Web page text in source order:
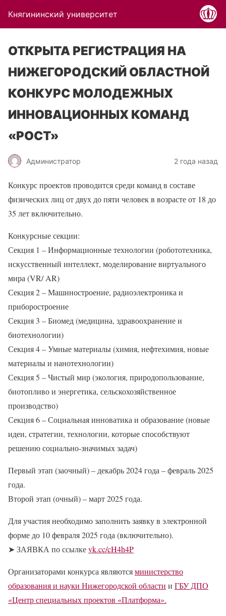
Княгининский университет
ОТКРЫТА РЕГИСТРАЦИЯ НА
НИЖЕГОРОДСКИЙ ОБЛАСТНОЙ
КОНКУРС МОЛОДЕЖНЫХ
ИННОВАЦИОННЫХ КОМАНД
«РОСТ»
Администратор 2 года назад
Конкурс проектов проводится среди команд в составе
физических лиц от двух до пяти человек в возрасте от 18 до
35 лет включительно.
Конкурсные секции:
Секция 1 – Информационные технологии (робототехника,
искусственный интеллект, моделирование виртуального
мира (VR/ AR)
Секция 2 – Машиностроение, радиоэлектроника и
приборостроение
Секция 3 – Биомед (медицина, здравоохранение и
биотехнологии)
Секция 4 – Умные материалы (химия, нефтехимия, новые
материалы и нанотехнологии)
Секция 5 – Чистый мир (экология, природопользование,
биотопливо и энергетика, сельскохозяйственное
производство)
Секция 6 – Социальная инноватика и образование (новые
идеи, стратегии, технологии, которые способствуют
решению социально-значимых задач)
Первый этап (заочный) – декабрь 2024 года – февраль 2025
года.
Второй этап (очный) – март 2025 года.
Для участия необходимо заполнить заявку в электронной
форме до 10 февраля 2025 года (включительно).
➤ ЗАЯВКА по ссылкеvk.cc/cH4h4P
Организаторами конкурса являютсяминистерство
образования и науки Нижегородской области и ГБУ ДПО
«Центр специальных проектов «Платформа».